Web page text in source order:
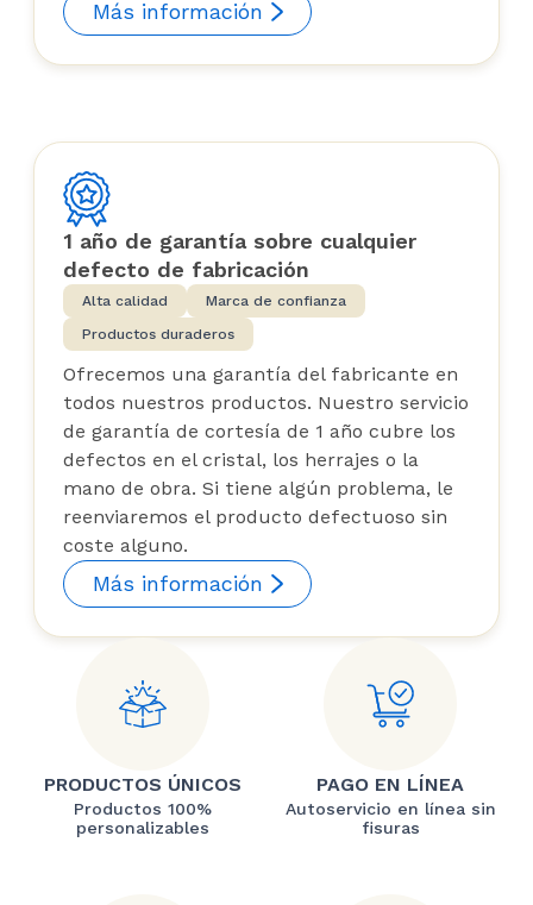
Más información
1 año de garantía sobre cualquier
defecto de fabricación
Alta calidad
Marca de confianza
Productos duraderos
Ofrecemos una garantía del fabricante en
todos nuestros productos. Nuestro servicio
de garantía de cortesía de 1 año cubre los
defectos en el cristal, los herrajes o la
mano de obra. Si tiene algún problema, le
reenviaremos el producto defectuoso sin
coste alguno.
Más información
PRODUCTOS ÚNICOS
Productos 100%
personalizables
PAGO EN LÍNEA
Autoservicio en línea sin
fisuras